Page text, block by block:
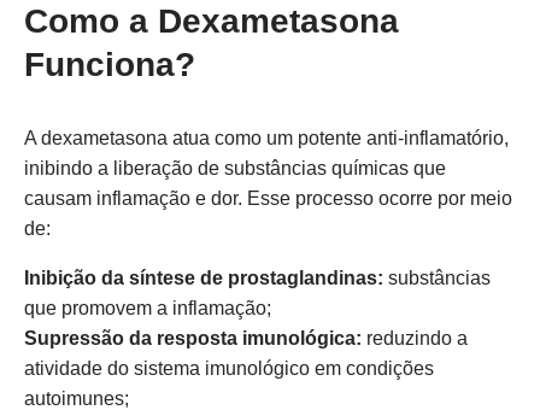
Como a Dexametasona
Funciona?
A dexametasona atua como um potente anti-inflamatório,
inibindo a liberação de substâncias químicas que
causam inflamação e dor. Esse processo ocorre por meio
de:
Inibição da síntese de prostaglandinas: substâncias
que promovem a inflamação;
Supressão da resposta imunológica: reduzindo a
atividade do sistema imunológico em condições
autoimunes;